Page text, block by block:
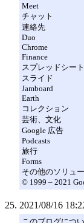
Meet
チャット
連絡先
Duo
Chrome
Finance
スプレッドシート
スライド
Jamboard
Earth
コレクション
芸術、文化
Google 広告
Podcasts
旅行
Forms
その他のソリュ
© 1999 – 2021
2021/08/16